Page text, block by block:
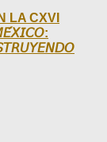
LA CXVI